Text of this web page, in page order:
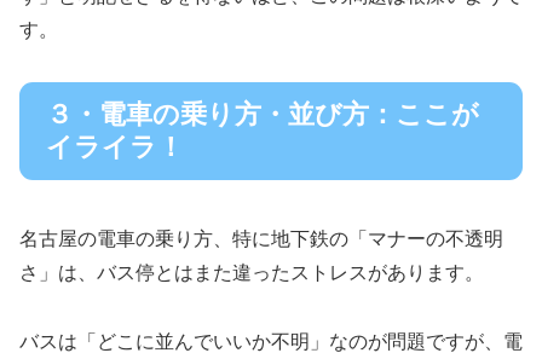
す。
３・電車の乗り方・並び方：ここが
イライラ！
名古屋の電車の乗り方、特に地下鉄の「マナーの不透明
さ」は、バス停とはまた違ったストレスがあります。
バスは「どこに並んでいいか不明」なのが問題ですが、電